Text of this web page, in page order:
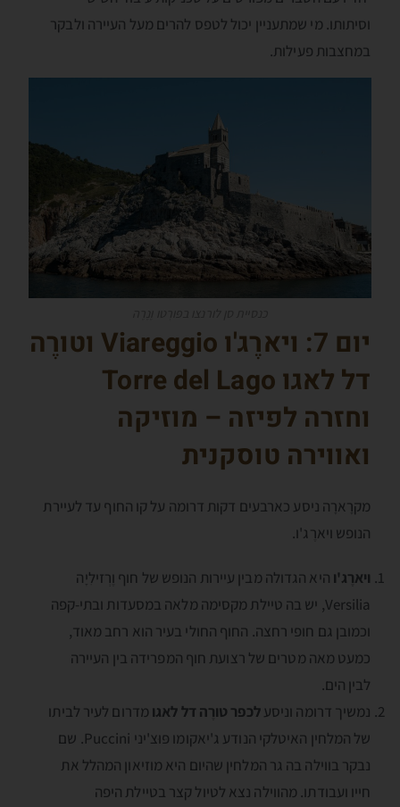
וסיתותו. מי שמתעניין יכול לטפס להרים מעל העיירה ולבקר
במחצבות פעילות.
יום 7: ויארֶג'ו Viareggioוטורֶה
דל לאגו Torre del Lago
וחזרה לפיזה – מוזיקה
ואווירה טוסקנית
מקרָארָה ניסע כארבעים דקות דרומה על קו החוף עד לעיירת
הנופש ויארֶג'ו.
ויארֶג'ו היא הגדולה מבין עיירות הנופש של חוף וֶרְזילִיָה
Versilia, יש בה טיילת מקסימה מלאה במסעדות ובתי-קפה
וכמובן גם חופי רחצה. החוף החולי בעיר הוא רחב מאוד,
כמעט מאה מטרים של רצועת חוף המפרידה בין העיירה
לבין הים.
נמשיך דרומה וניסעלכפר טורֶה דל לאגו מדרום לעיר לביתו
של המלחין האיטלקי הנודע ג'יאקומו פּוּצ'יני Puccini. שם
נבקר בווילה בה גר המלחין שהיום היא מוזיאון המהלל את
חייו ועבודתו. מהווילה נצא לטיול קצר בטיילת היפה